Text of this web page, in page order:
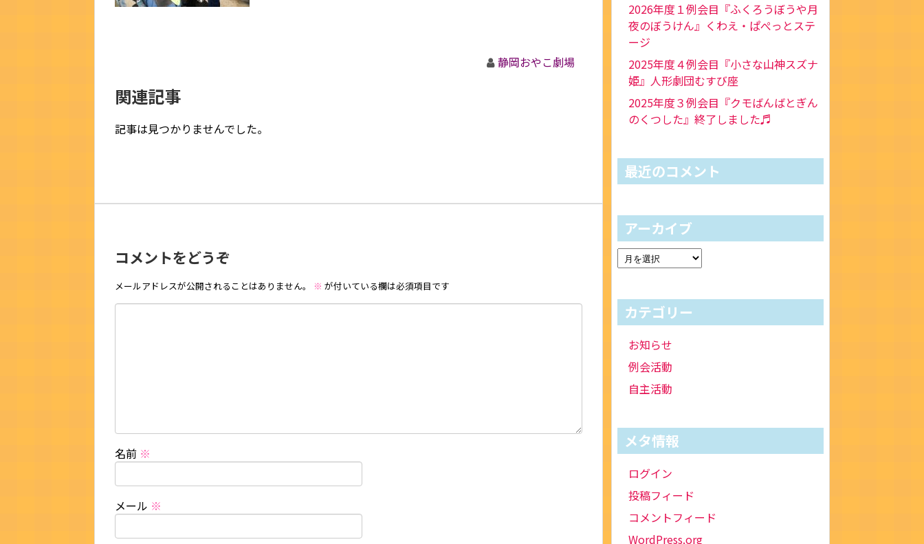
静岡おやこ劇場
関連記事
記事は見つかりませんでした。
コメントをどうぞ
メールアドレスが公開されることはありません。 ※ が付いている欄は必須項目です
名前 ※
メール ※
2026年度１例会目『ふくろうぼうや月
夜のぼうけん』くわえ・ぱぺっとステ
ージ
2025年度４例会目『小さな山神スズナ
姫』人形劇団むすび座
2025年度３例会目『クモばんばとぎん
のくつした』終了しました♬
最近のコメント
アーカイブ
カテゴリー
お知らせ
例会活動
自主活動
メタ情報
ログイン
投稿フィード
コメントフィード
WordPress.org